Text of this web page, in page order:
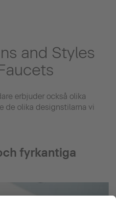
and Styles
erbjuder också olika
de olika designstilarna vi
fyrkantiga